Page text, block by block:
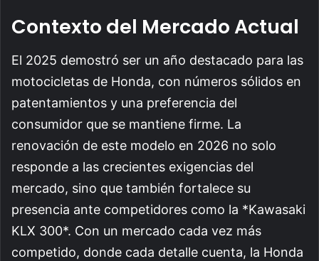
Contexto del Mercado Actual
El 2025 demostró ser un año destacado para las
motocicletas de Honda, con números sólidos en
patentamientos y una preferencia del
consumidor que se mantiene firme. La
renovación de este modelo en 2026 no solo
responde a las crecientes exigencias del
mercado, sino que también fortalece su
presencia ante competidores como la *Kawasaki
KLX 300*. Con un mercado cada vez más
competido, donde cada detalle cuenta, la Honda